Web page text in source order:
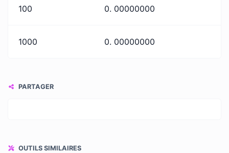
100 0. 00000000
1000 0. 00000000
PARTAGER
OUTILS SIMILAIRES